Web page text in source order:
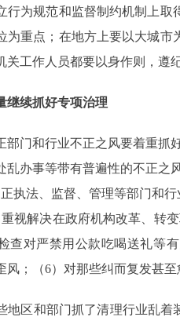
行为规范和监督制约机制上
为重点；在地方上要以大城
关工作人员都要以身作则，遵
继续抓好专项治理
门和行业不正之风要着重抓
乱办事等带有普遍性的不正之
执法、监督、管理等部门和
视解决在政府机构改革、转
查对严禁用公款吃喝送礼等
风；（6）对那些纠而复发甚
和部门抓了清理行业乱着